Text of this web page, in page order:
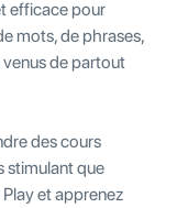
efficace pour
mots, de phrases,
venus de partout
des cours
stimulant que
et apprenez